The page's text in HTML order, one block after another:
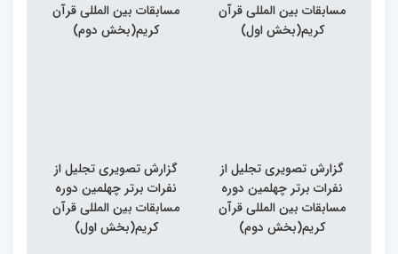
مسابقات بین المللی قرآن
کریم(بخش اول)
مسابقات بین المللی قرآن
کریم(بخش دوم)
گزارش تصویری تجلیل از
نفرات برتر چهلمین دوره
مسابقات بین المللی قرآن
کریم(بخش دوم)
گزارش تصویری تجلیل از
نفرات برتر چهلمین دوره
مسابقات بین المللی قرآن
کریم(بخش اول)